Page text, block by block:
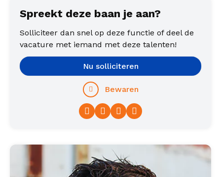
Spreekt deze baan je aan?
Solliciteer dan snel op deze functie of deel de
vacature met iemand met deze talenten!
Facebook
TwitterLinkedIn
Nu solliciteren
Bewaren